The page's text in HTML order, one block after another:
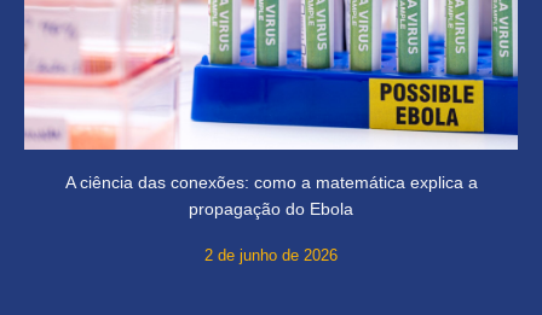
A ciência das conexões: como a matemática explica a
propagação do Ebola
2 de junho de 2026